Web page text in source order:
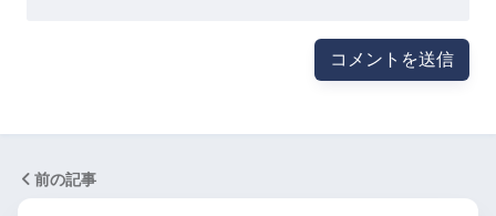
前の記事